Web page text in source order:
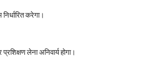
करेगा।
लेना अनिवार्य होगा।